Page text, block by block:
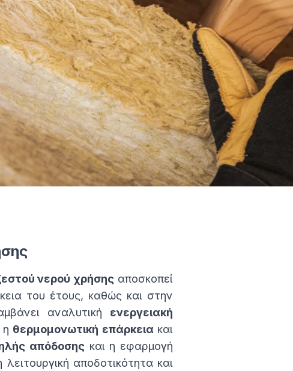
νερού χρήσης αποσκοπεί
του έτους, καθώς και στην
αναλυτική ενεργειακή
η θερμομονωτική επάρκεια και
απόδοσης και η εφαρμογή
αποδοτικότητα και